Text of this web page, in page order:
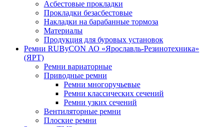
Асбестовые прокладки
Прокладки безасбестовые
Накладки на барабанные тормоза
Материалы
Продукция для буровых установок
Ремни RUByCON АО «Ярославль-Резинотехника»
(ЯРТ)
Ремни вариаторные
Приводные ремни
Ремни многоручьевые
Ремни классических сечений
Ремни узких сечений
Вентиляторные ремни
Плоские ремни